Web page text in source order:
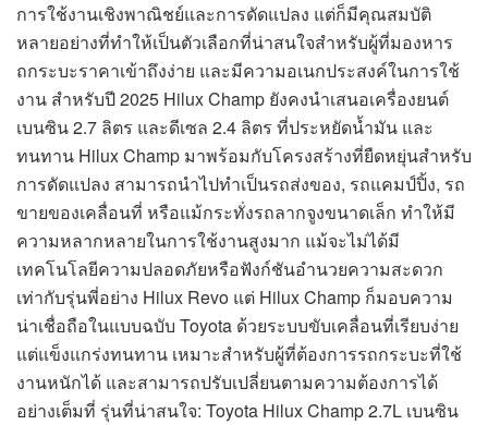
การใช้งานเชิงพาณิชย์และการดัดแปลง แต่ก็มีคุณสมบัติ
หลายอย่างที่ทำให้เป็นตัวเลือกที่น่าสนใจสำหรับผู้ที่มองหาร
ถกระบะราคาเข้าถึงง่าย และมีความอเนกประสงค์ในการใช้
งาน สำหรับปี 2025 Hilux Champ ยังคงนำเสนอเครื่องยนต์
เบนซิน 2.7 ลิตร และดีเซล 2.4 ลิตร ที่ประหยัดน้ำมัน และ
ทนทาน Hilux Champ มาพร้อมกับโครงสร้างที่ยืดหยุ่นสำหรับ
การดัดแปลง สามารถนำไปทำเป็นรถส่งของ, รถแคมป์ปิ้ง, รถ
ขายของเคลื่อนที่ หรือแม้กระทั่งรถลากจูงขนาดเล็ก ทำให้มี
ความหลากหลายในการใช้งานสูงมาก แม้จะไม่ได้มี
เทคโนโลยีความปลอดภัยหรือฟังก์ชันอำนวยความสะดวก
เท่ากับรุ่นพี่อย่าง Hilux Revo แต่ Hilux Champ ก็มอบความ
น่าเชื่อถือในแบบฉบับ Toyota ด้วยระบบขับเคลื่อนที่เรียบง่าย
แต่แข็งแกร่งทนทาน เหมาะสำหรับผู้ที่ต้องการรถกระบะที่ใช้
งานหนักได้ และสามารถปรับเปลี่ยนตามความต้องการได้
อย่างเต็มที่ รุ่นที่น่าสนใจ: Toyota Hilux Champ 2.7L เบนซิน